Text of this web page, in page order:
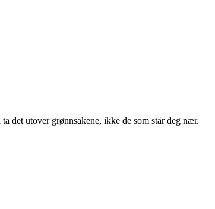
det utover grønnsakene, ikke de som står deg nær.